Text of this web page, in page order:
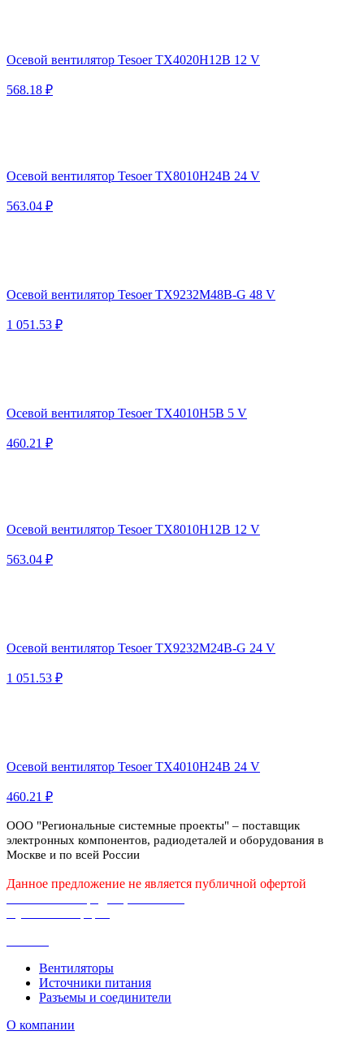
Осевой вентилятор Tesoer TX4020H12B 12 V
568.18 ₽
Осевой вентилятор Tesoer TX8010H24B 24 V
563.04 ₽
Осевой вентилятор Tesoer TX9232M48B-G 48 V
1 051.53 ₽
Осевой вентилятор Tesoer TX4010H5B 5 V
460.21 ₽
Осевой вентилятор Tesoer TX8010H12B 12 V
563.04 ₽
Осевой вентилятор Tesoer TX9232M24B-G 24 V
1 051.53 ₽
Осевой вентилятор Tesoer TX4010H24B 24 V
460.21 ₽
ООО "Региональные системные проекты" – поставщик
электронных компонентов, радиодеталей и оборудования в
Москве и по всей России
Данное предложение не является публичной офертой
Вентиляторы
Источники питания
Разъемы и соединители
О компании